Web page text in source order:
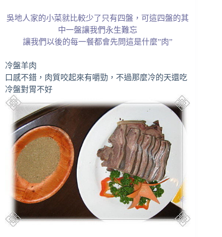
吳地人家的小菜就比較少了只有四盤，可這四盤的其
中一盤讓我們永生難忘
讓我們以後的每一餐都會先問這是什麼”肉”
冷盤羊肉
口感不錯，肉質咬起來有嚼勁，不過那麼冷的天還吃
冷盤對胃不好